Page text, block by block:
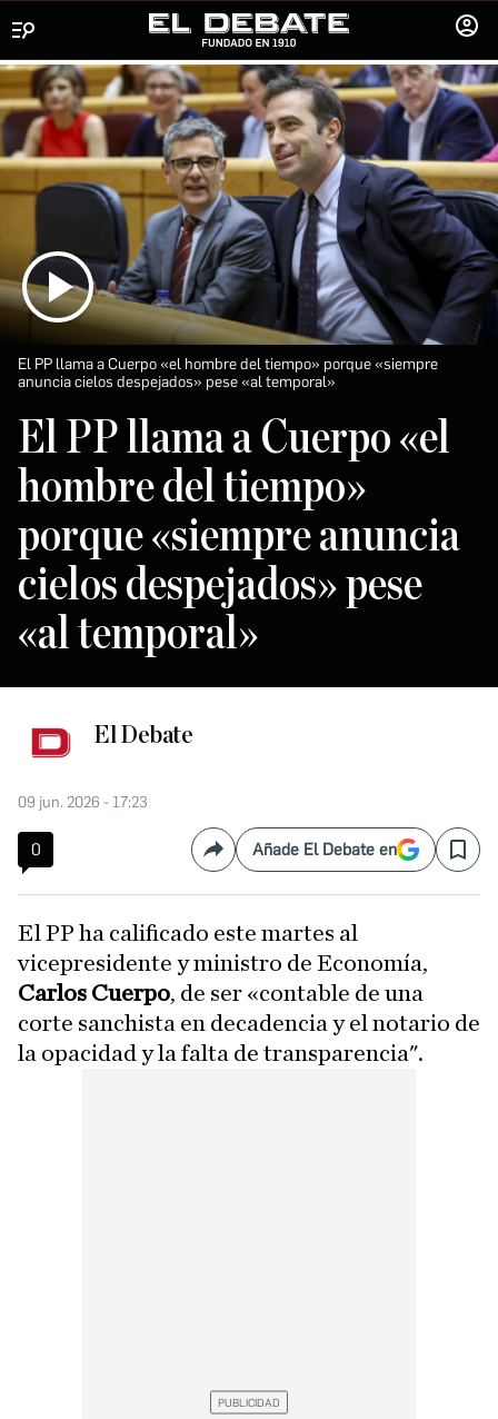
SESIÓN
El PP llama a Cuerpo «el hombre del tiempo» porque «siempre
anuncia cielos despejados» pese «al temporal»
El PP llama a Cuerpo «el
hombre del tiempo»
porque «siempre anuncia
cielos despejados» pese
«al temporal»
El Debate
09 jun. 2026 - 17:23
0 CompartirAñade El Debate en Save
El PP ha calificado este martes al
vicepresidente y ministro de Economía,
Carlos Cuerpo, de ser «contable de una
corte sanchista en decadencia y el notario de
la opacidad y la falta de transparencia".